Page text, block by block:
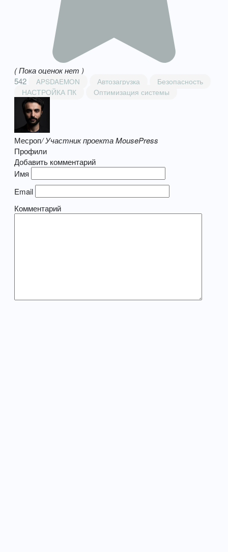
( Пока оценок нет )
542
APSDAEMON Автозагрузка
Безопасность
НАСТРОЙКА ПК
Оптимизация системы
Месроп/ Участник проекта MousePress
Профили
Добавить комментарий
Имя
Email
Комментарий